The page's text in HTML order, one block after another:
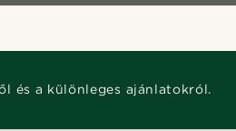
és a különleges ajánlatokról.